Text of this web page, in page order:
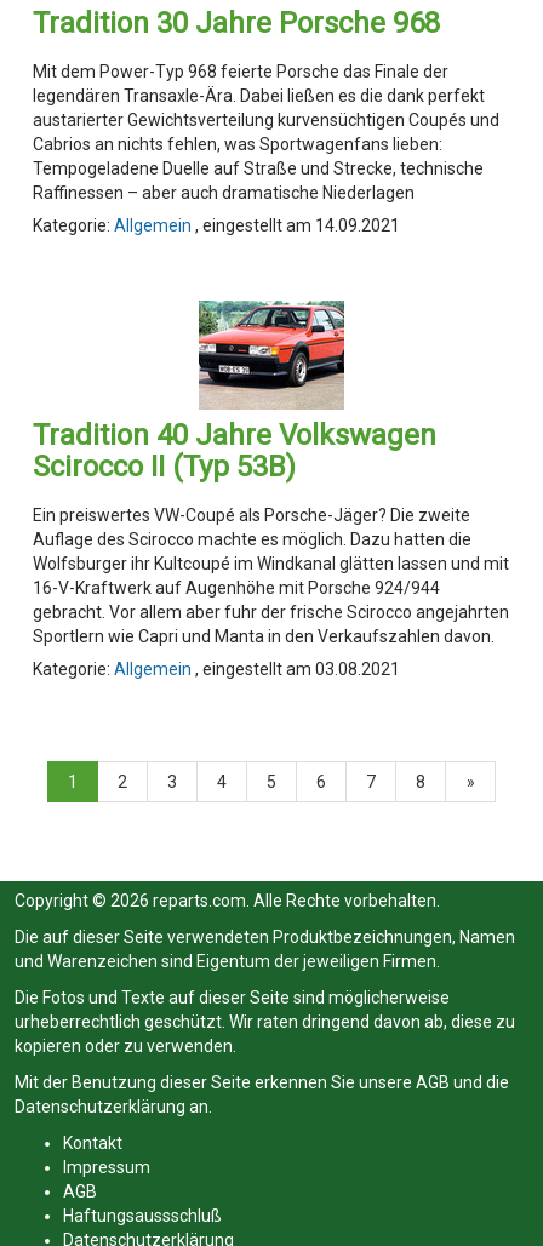
Tradition 30 Jahre Porsche 968
Mit dem Power-Typ 968 feierte Porsche das Finale der
legendären Transaxle-Ära. Dabei ließen es die dank perfekt
austarierter Gewichtsverteilung kurvensüchtigen Coupés und
Cabrios an nichts fehlen, was Sportwagenfans lieben:
Tempogeladene Duelle auf Straße und Strecke, technische
Raffinessen – aber auch dramatische Niederlagen
Kategorie: Allgemein , eingestellt am 14.09.2021
Tradition 40 Jahre Volkswagen
Scirocco II (Typ 53B)
Ein preiswertes VW-Coupé als Porsche-Jäger? Die zweite
Auflage des Scirocco machte es möglich. Dazu hatten die
Wolfsburger ihr Kultcoupé im Windkanal glätten lassen und mit
16-V-Kraftwerk auf Augenhöhe mit Porsche 924/944
gebracht. Vor allem aber fuhr der frische Scirocco angejahrten
Sportlern wie Capri und Manta in den Verkaufszahlen davon.
Kategorie: Allgemein , eingestellt am 03.08.2021
1 2 3 4 5 6 7 8 »
Copyright © 2026 reparts.com. Alle Rechte vorbehalten.
Die auf dieser Seite verwendeten Produktbezeichnungen, Namen
und Warenzeichen sind Eigentum der jeweiligen Firmen.
Die Fotos und Texte auf dieser Seite sind möglicherweise
urheberrechtlich geschützt. Wir raten dringend davon ab, diese zu
kopieren oder zu verwenden.
Mit der Benutzung dieser Seite erkennen Sie unsere AGB und die
Datenschutzerklärung an.
Kontakt
Impressum
AGB
Haftungsaussschluß
Datenschutzerklärung